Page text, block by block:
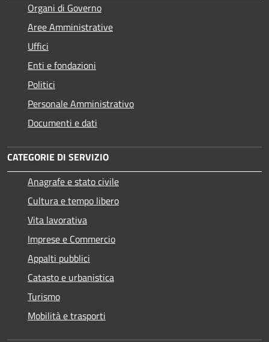
Organi di Governo
Aree Amministrative
Uffici
Enti e fondazioni
Politici
Personale Amministrativo
Documenti e dati
CATEGORIE DI SERVIZIO
Anagrafe e stato civile
Cultura e tempo libero
Vita lavorativa
Imprese e Commercio
Appalti pubblici
Catasto e urbanistica
Turismo
Mobilità e trasporti